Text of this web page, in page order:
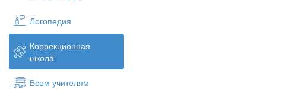
Логопедия
Коррекционная
школа
Всем учителям
Как воспитывались дети